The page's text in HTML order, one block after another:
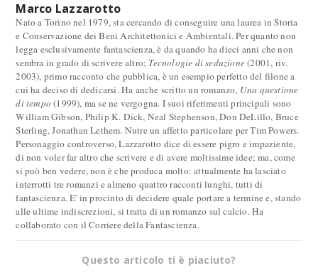
Marco Lazzarotto
Nato a Torino nel 1979, sta cercando di conseguire una laurea in Storia
e Conservazione dei Beni Architettonici e Ambientali. Per quanto non
legga esclusivamente fantascienza, è da quando ha dieci anni che non
sembra in grado di scrivere altro; Tecnologie di seduzione(2001, riv.
2003), primo racconto che pubblica, è un esempio perfetto del filone a
cui ha deciso di dedicarsi. Ha anche scritto un romanzo, Una questione
di tempo (1999), ma se ne vergogna. I suoi riferimenti principali sono
William Gibson, Philip K. Dick, Neal Stephenson, Don DeLillo, Bruce
Sterling, Jonathan Lethem. Nutre un affetto particolare per Tim Powers.
Personaggio controverso, Lazzarotto dice di essere pigro e impaziente,
di non voler far altro che scrivere e di avere moltissime idee; ma, come
si può ben vedere, non è che produca molto: attualmente ha lasciato
interrotti tre romanzi e almeno quattro racconti lunghi, tutti di
fantascienza. E' in procinto di decidere quale portare a termine e, stando
alle ultime indiscrezioni, si tratta di un romanzo sul calcio. Ha
collaborato con il Corriere della Fantascienza.
Questo articolo ti è piaciuto?